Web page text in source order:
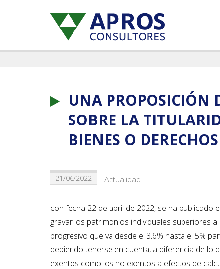
UNA PROPOSICIÓN
SOBRE LA
BIENES O
21/06/2022 Actualidad
con fecha 22 de abril de 2022, se ha publicado
gravar los patrimonios individuales superiores
progresivo que va desde el 3,6% hasta el 5%
debiendo tenerse en cuenta, a diferencia de lo
exentos como los no exentos a efectos de